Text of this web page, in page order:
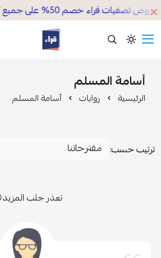
قراء خصم 50% على جميع كتب موقعنا الالكتروني
قراء
أسامة المسلم
الرئيسية روايات أسامة المسلم
حسب:
تعذر جلب المزيد😢